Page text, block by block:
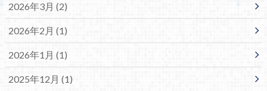
2026年3月 (2)
2026年2月 (1)
2026年1月 (1)
2025年12月 (1)